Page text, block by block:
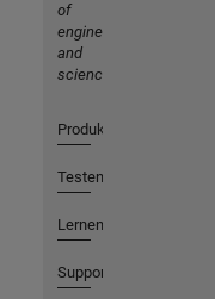
of
engineering
and
science
Produkte
Testen oder Kaufen
Lernen
Support